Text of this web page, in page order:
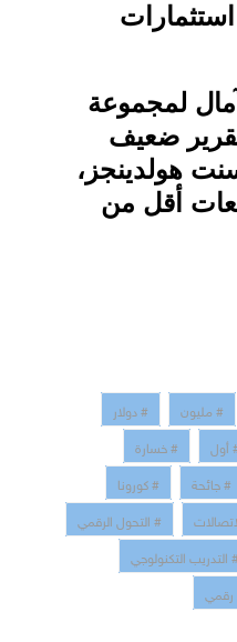
لمجموعة
ضعيف
هولدينجز،
أقل من
# مليون
# دولار
أول
# خسارة
# جائحة
# كورونا
# التحول الرقمي
# التدريب التكنولوجي
رقمي